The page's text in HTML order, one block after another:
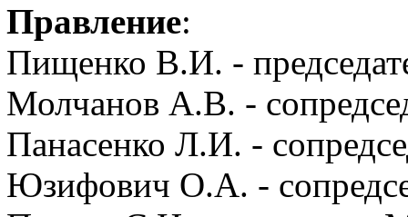
Правление:
Пищенко В.И. -
Молчанов А.В. -
Панасенко Л.И. -
Юзифович О.А. -